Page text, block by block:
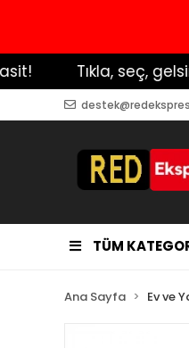
Tıkla, seç,
TÜM
Ana Sayfa Ev ve